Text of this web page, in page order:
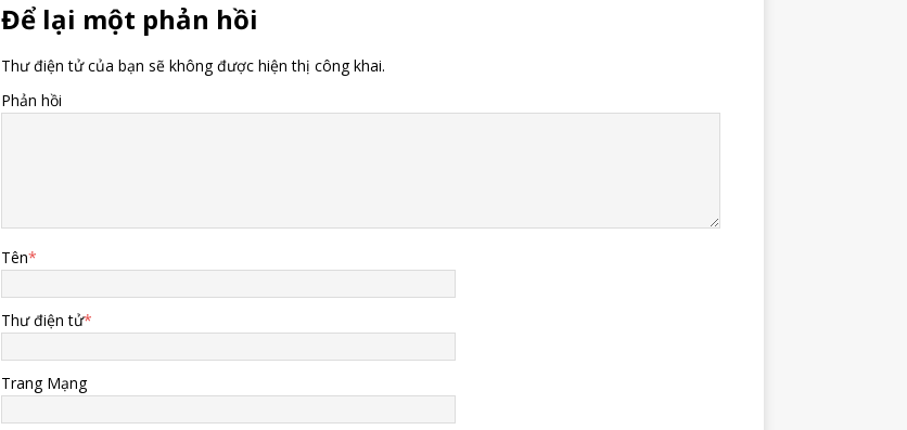
Để lại một phản hồi
Thư điện tử của bạn sẽ không được hiện thị công khai.
Phản hồi
Tên*
Thư điện tử*
Trang Mạng